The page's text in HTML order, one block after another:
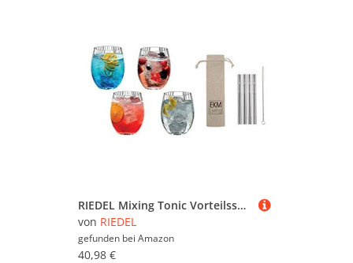
RIEDEL Mixing Tonic Vorteilsset 5515/90 Longdrink Gin Tonic + Gratis 4er Set EKM Living Edelstahl Trinkhalme Silber
von RIEDEL
gefunden bei Amazon
40,98 €